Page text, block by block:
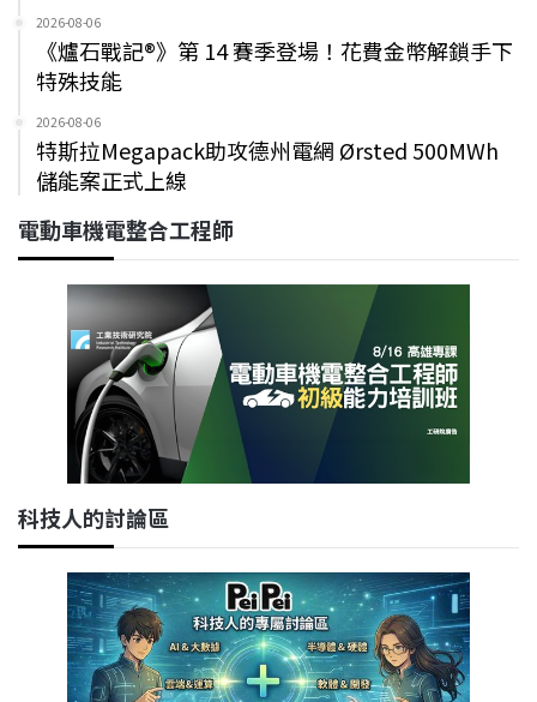
2026-08-06
《爐石戰記®》第 14 賽季登場！花費金幣解鎖手下
特殊技能
2026-08-06
特斯拉Megapack助攻德州電網 Ørsted 500MWh
儲能案正式上線
電動車機電整合工程師
科技人的討論區